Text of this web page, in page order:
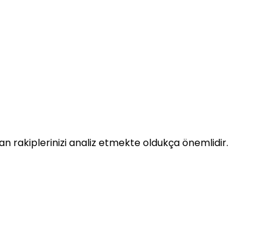
rakiplerinizi analiz etmekte oldukça önemlidir.